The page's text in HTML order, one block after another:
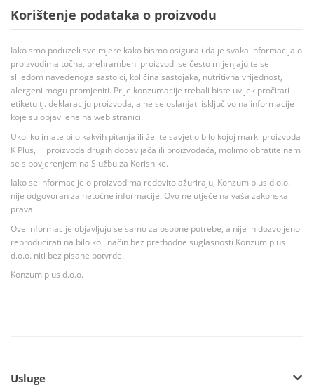
Korištenje podataka o proizvodu
Iako smo poduzeli sve mjere kako bismo osigurali da je svaka informacija o
proizvodima točna, prehrambeni proizvodi se često mijenjaju te se
slijedom navedenoga sastojci, količina sastojaka, nutritivna vrijednost,
alergeni mogu promjeniti. Prije konzumacije trebali biste uvijek pročitati
etiketu tj. deklaraciju proizvoda, a ne se oslanjati isključivo na informacije
koje su objavljene na web stranici.
Ukoliko imate bilo kakvih pitanja ili želite savjet o bilo kojoj marki proizvoda
K Plus, ili proizvoda drugih dobavljača ili proizvođača, molimo obratite nam
se s povjerenjem na Službu za Korisnike.
Iako se informacije o proizvodima redovito ažuriraju, Konzum plus d.o.o.
nije odgovoran za netočne informacije. Ovo ne utječe na vaša zakonska
prava.
Ove informacije objavljuju se samo za osobne potrebe, a nije ih dozvoljeno
reproducirati na bilo koji način bez prethodne suglasnosti Konzum plus
d.o.o. niti bez pisane potvrde.
Konzum plus d.o.o.
Usluge